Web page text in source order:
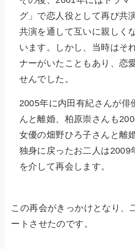
グ」で恋人役として再び共
共演を通して互いに親しく
います。しかし、当時はそ
ナーがいたこともあり、恋
せんでした。
2005年に内田有紀さんが俳
んと離婚、柏原崇さんも
女優の畑野ひろ子さんと離
独身に戻ったお二人は2009
を介して再会します。
この再会がきっかけとなり、
ートさせたのです。